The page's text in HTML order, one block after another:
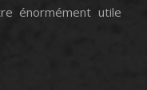
énormément utile